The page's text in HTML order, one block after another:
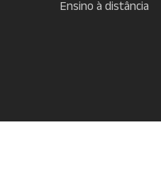
Ensino à distância